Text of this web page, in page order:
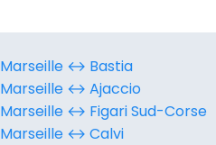
Marseille ↔︎ Bastia
Marseille ↔︎ Ajaccio
Marseille ↔︎ Figari Sud-Corse
Marseille ↔︎ Calvi